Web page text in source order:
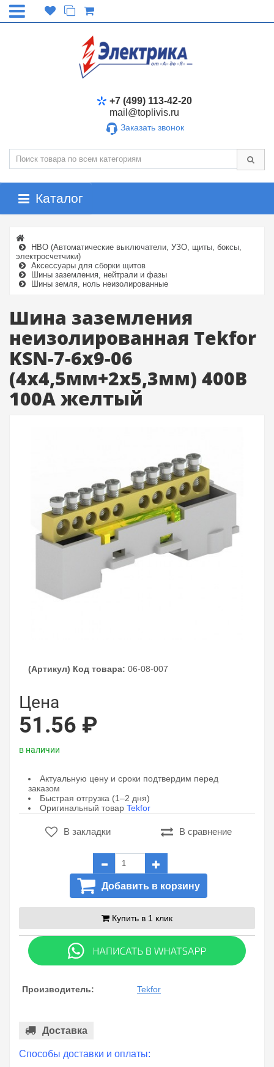
+7 (499) 113-42-20
mail@toplivis.ru
Заказать звонок
Каталог
НВО (Автоматические выключатели, УЗО, щиты, боксы,
электросчетчики)
Аксессуары для сборки щитов
Шины заземления, нейтрали и фазы
Шины земля, ноль неизолированные
Шина заземления
неизолированная Tekfor
KSN-7-6x9-06
(4х4,5мм+2х5,3мм) 400B
100A желтый
(Артикул) Код товара: 06-08-007
Цена
51.56 ₽
в наличии
Актуальную цену и сроки подтвердим перед
заказом
Быстрая отгрузка (1–2 дня)
Оригинальный товар Tekfor
В закладки В сравнение
Добавить в корзину
Купить в 1 клик
Производитель: Tekfor
Доставка
Способы доставки и оплаты: